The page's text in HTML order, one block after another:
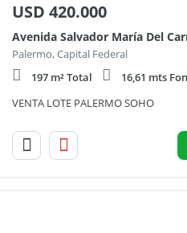
USD 420.000
Palermo, Capital Federal
197 m² Total
16,61 mts
VENTA LOTE PALERMO SOHO